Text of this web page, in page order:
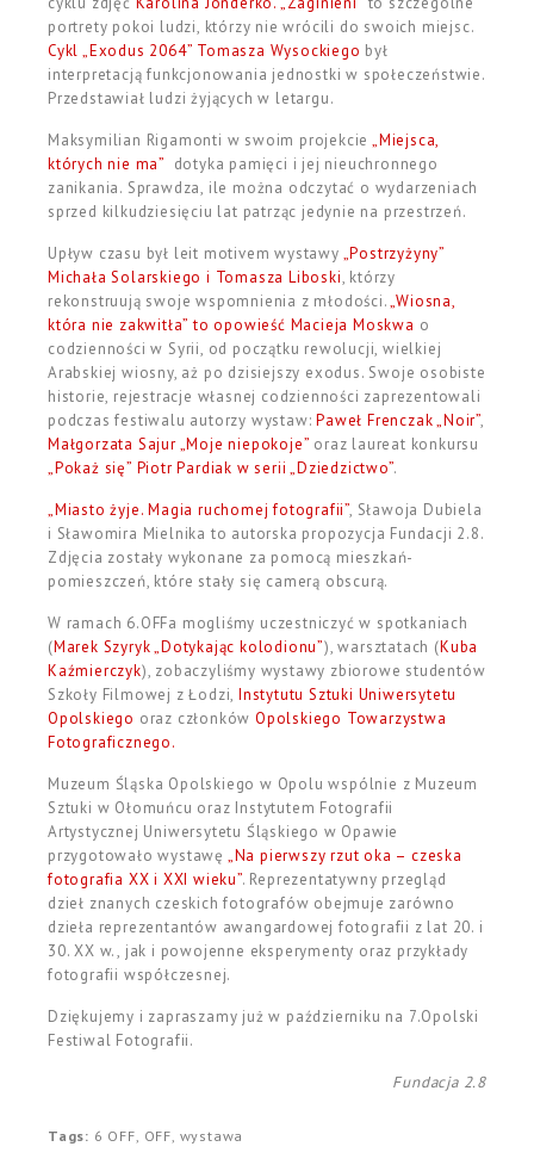
portrety pokoi ludzi, którzy nie wrócili do swoich miejsc.
Cykl „Exodus 2064” Tomasza Wysockiego był
interpretacją funkcjonowania jednostki w społeczeństwie.
Przedstawiał ludzi żyjących w letargu.
Maksymilian Rigamonti w swoim projekcie„Miejsca,
których nie ma” dotyka pamięci i jej nieuchronnego
zanikania. Sprawdza, ile można odczytać o wydarzeniach
sprzed kilkudziesięciu lat patrząc jedynie na przestrzeń.
Upływ czasu był leit motivem wystawy „Postrzyżyny”
Michała Solarskiego i Tomasza Liboski, którzy
rekonstruują swoje wspomnienia z młodości.„Wiosna,
która nie zakwitła” to opowieść Macieja Moskwa o
codzienności w Syrii, od początku rewolucji, wielkiej
Arabskiej wiosny, aż po dzisiejszy exodus. Swoje osobiste
historie, rejestracje własnej codzienności zaprezentowali
podczas festiwalu autorzy wystaw:Paweł Frenczak „Noir”,
Małgorzata Sajur „Moje niepokoje” oraz laureat konkursu
„Pokaż się” Piotr Pardiak w serii „Dziedzictwo”.
„Miasto żyje. Magia ruchomej fotografii”, Sławoja Dubiela
i Sławomira Mielnika to autorska propozycja Fundacji 2.8.
Zdjęcia zostały wykonane za pomocą mieszkań-
pomieszczeń, które stały się camerą obscurą.
W ramach 6.OFFa mogliśmy uczestniczyć w spotkaniach
(Marek Szyryk „Dotykając kolodionu”), warsztatach (Kuba
Kaźmierczyk), zobaczyliśmy wystawy zbiorowe studentów
Szkoły Filmowej z Łodzi, Instytutu Sztuki Uniwersytetu
Opolskiego oraz członków Opolskiego Towarzystwa
Fotograficznego.
Muzeum Śląska Opolskiego w Opolu wspólnie z Muzeum
Sztuki w Ołomuńcu oraz Instytutem Fotografii
Artystycznej Uniwersytetu Śląskiego w Opawie
przygotowało wystawę „Na pierwszy rzut oka – czeska
fotografia XX i XXI wieku”. Reprezentatywny przegląd
dzieł znanych czeskich fotografów obejmuje zarówno
dzieła reprezentantów awangardowej fotografii z lat 20. i
30. XX w., jak i powojenne eksperymenty oraz przykłady
fotografii współczesnej.
Dziękujemy i zapraszamy już w październiku na 7.Opolski
Festiwal Fotografii.
Fundacja 2.8
Tags: 6 OFF OFF wystawa